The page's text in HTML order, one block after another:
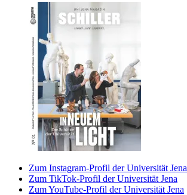
Zum Instagram-Profil der Universität Jena
Zum TikTok-Profil der Universität Jena
Zum YouTube-Profil der Universität Jena